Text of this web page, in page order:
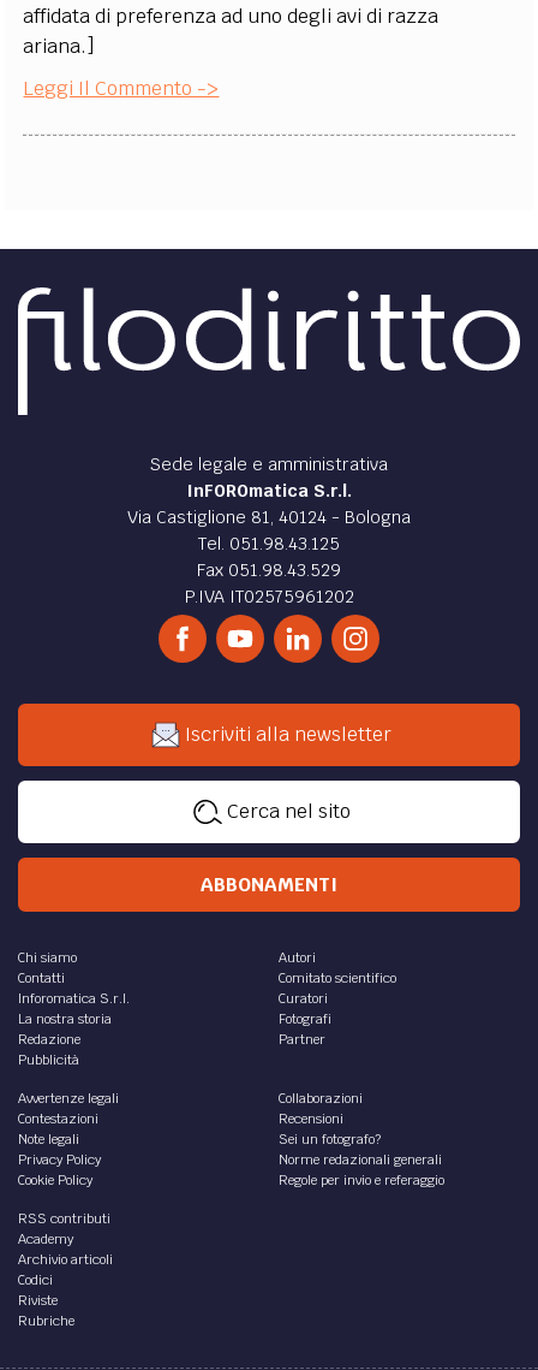
affidata di preferenza ad uno degli avi di razza
ariana.]
Leggi Il Commento ->
Sede legale e amministrativa
InFOROmatica S.r.l.
Via Castiglione 81, 40124 - Bologna
Tel. 051.98.43.125
Fax 051.98.43.529
P.IVA IT02575961202
Iscriviti alla newsletter
Cerca nel sito
ABBONAMENTI
Chi siamo
Contatti
Inforomatica S.r.l.
La nostra storia
Redazione
Pubblicità
Autori
Comitato scientifico
Curatori
Fotografi
Partner
Avvertenze legali
Contestazioni
Note legali
Privacy Policy
Cookie Policy
Collaborazioni
Recensioni
Sei un fotografo?
Norme redazionali generali
Regole per invio e referaggio
RSS contributi
Academy
Archivio articoli
Codici
Riviste
Rubriche